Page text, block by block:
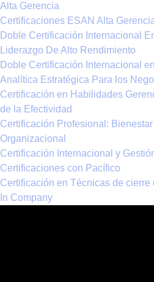
Alta Gerencia
Certificaciones ESAN Alta
Doble Certificación Internacional
Liderazgo De Alto Rendimiento
Doble Certificación Internacional
Analítica Estratégica Para los
Certificación en Habilidades
de la Efectividad
Certificación Profesional:
Organizacional
Certificación Internacional y
Certificaciones con Pacífico
Certificación en Técnicas de cierre
In Company